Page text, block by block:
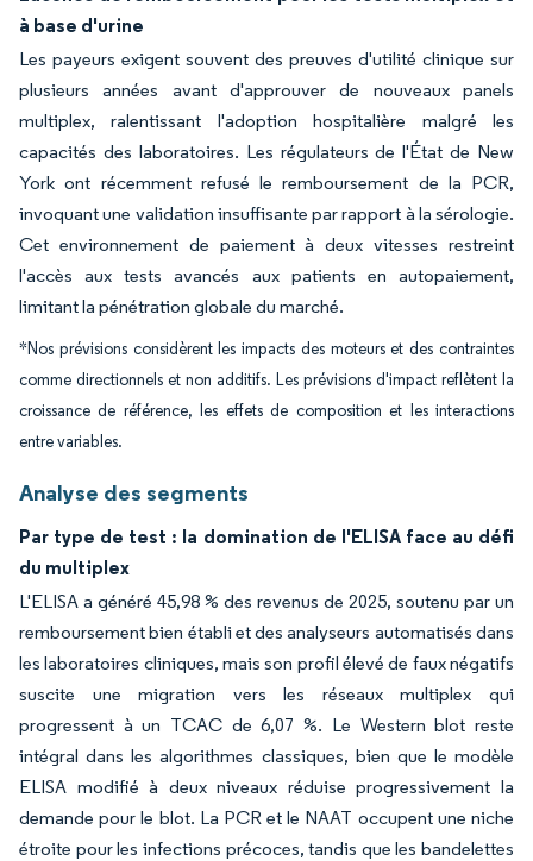
à base d'urine
Les payeurs exigent souvent des preuves d'utilité clinique sur
plusieurs années avant d'approuver de nouveaux panels
multiplex, ralentissant l'adoption hospitalière malgré les
capacités des laboratoires. Les régulateurs de l'État de New
York ont récemment refusé le remboursement de la PCR,
invoquant une validation insuffisante par rapport à la sérologie.
Cet environnement de paiement à deux vitesses restreint
l'accès aux tests avancés aux patients en autopaiement,
limitant la pénétration globale du marché.
*Nos prévisions considèrent les impacts des moteurs et des contraintes
comme directionnels et non additifs. Les prévisions d'impact reflètent la
croissance de référence, les effets de composition et les interactions
entre variables.
Analyse des segments
Par type de test : la domination de l'ELISA face au défi
du multiplex
L'ELISA a généré 45,98 % des revenus de 2025, soutenu par un
remboursement bien établi et des analyseurs automatisés dans
les laboratoires cliniques, mais son profil élevé de faux négatifs
suscite une migration vers les réseaux multiplex qui
progressent à un TCAC de 6,07 %. Le Western blot reste
intégral dans les algorithmes classiques, bien que le modèle
ELISA modifié à deux niveaux réduise progressivement la
demande pour le blot. La PCR et le NAAT occupent une niche
étroite pour les infections précoces, tandis que les bandelettes